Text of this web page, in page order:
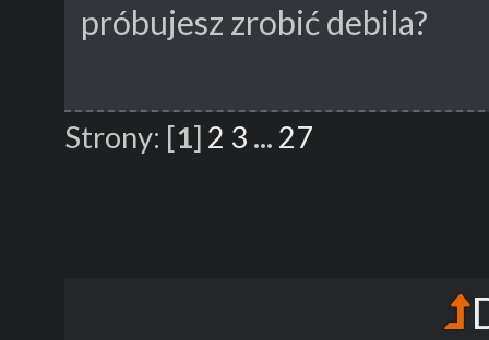
próbujesz zrobić debila?
Strony: [1] 2 3 ... 27